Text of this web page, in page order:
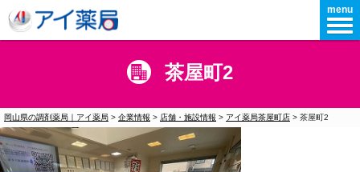
menu
茶屋町2
岡山県の調剤薬局｜アイ薬局 > 企業情報 > 店舗・施設情報 > アイ薬局茶屋町店 > 茶屋町2